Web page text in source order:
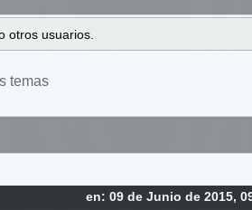
otros usuarios.
temas
en: 09 de Junio de 2015,